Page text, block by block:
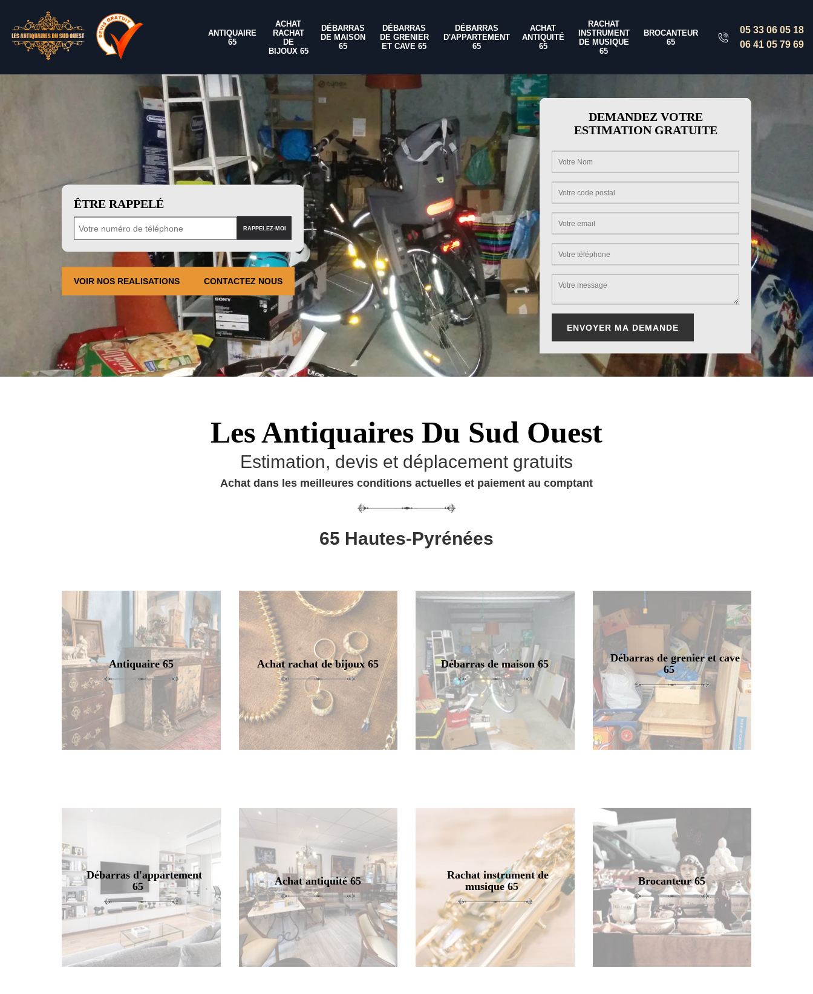
ANTIQUAIRE
65
ACHAT
RACHAT
DE
BIJOUX 65
DÉBARRAS
DE MAISON
65
DÉBARRAS
DE GRENIER
ET CAVE 65
DÉBARRAS
D'APPARTEMENT
65
ACHAT
ANTIQUITÉ
65
RACHAT
INSTRUMENT
DE MUSIQUE
65
BROCANTEUR
65
05 33 06 05 18
06 41 05 79 69
ÊTRE RAPPELÉ
VOIR NOS REALISATIONS CONTACTEZ NOUS
DEMANDEZ VOTRE
ESTIMATION GRATUITE
Les Antiquaires Du Sud Ouest
Estimation, devis et déplacement gratuits
Achat dans les meilleures conditions actuelles et paiement au comptant
65 Hautes-Pyrénées
Antiquaire 65 Achat rachat de bijoux 65 Débarras de maison 65
Débarras de grenier et cave
65
Débarras d'appartement
65
Achat antiquité 65
Rachat instrument de
musique 65
Brocanteur 65